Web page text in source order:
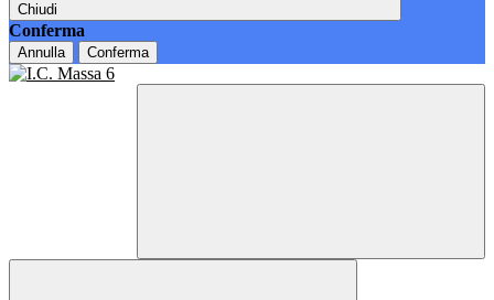
Chiudi
Conferma
Annulla Conferma